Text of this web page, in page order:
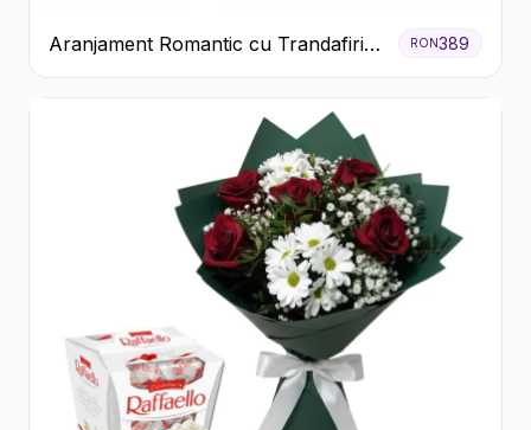
Aranjament Romantic cu Trandafiri
Roșii și Șampanie rose
RON389